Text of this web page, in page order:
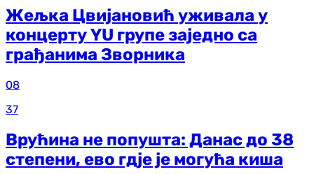
Жељка Цвијановић уживала у
концерту YU групе заједно са
грађанима Зворника
08
37
Врућина не попушта: Данас до 38
степени, ево гдје је могућа киша